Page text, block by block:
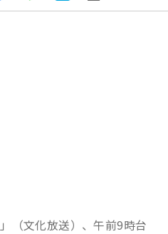
（文化放送）、午前9時台